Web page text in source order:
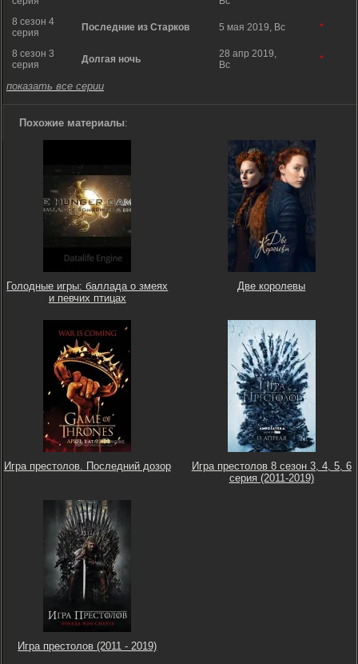
8 сезон 4
серия
Последние из Старков 5 мая 2019, Вс *
8 сезон 3
серия
Долгая ночь
28 апр 2019,
Вс
*
показать все серии
Похожие материалы:
Голодные игры: баллада о змеях
и певчих птицах
Две королевы
Игра престолов. Последний дозор
Игра престолов 8 сезон 3, 4, 5, 6
серия (2011-2019)
Игра престолов (2011 - 2019)